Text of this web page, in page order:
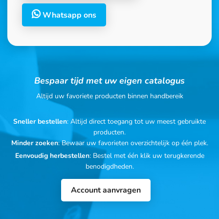
Whatsapp ons
Bespaar tijd met uw eigen catalogus
Altijd uw favoriete producten binnen handbereik
Sneller bestellen: Altijd direct toegang tot uw meest gebruikte
producten.
Minder zoeken: Bewaar uw favorieten overzichtelijk op één plek.
Eenvoudig herbestellen: Bestel met één klik uw terugkerende
benodigdheden.
Account aanvragen